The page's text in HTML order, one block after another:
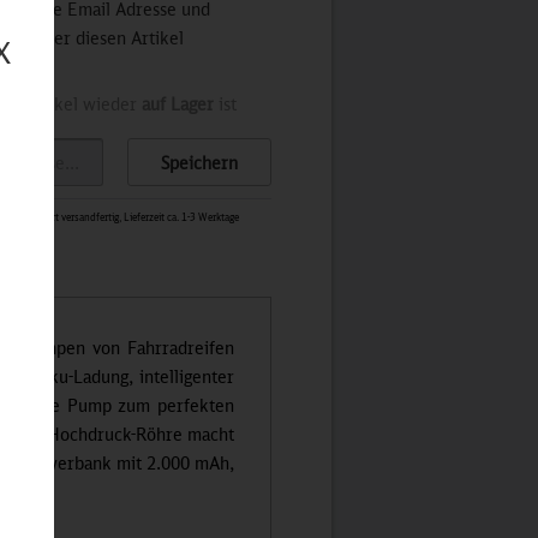
Ihre Email Adresse und
über diesen Artikel
Speichern
Sofort versandfertig, Lieferzeit ca. 1-3 Werktage
von Fahrradreifen
Akku-Ladung, intelligenter
Bike Pump zum perfekten
der Hochdruck-Röhre macht
Powerbank mit 2.000 mAh,